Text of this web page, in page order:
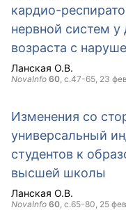
кардио-
нервной систем у
возраста с
Ланская О.В.
NovaInfo 60, с.47-65, 23
Изменения со
универсальный
студентов к
высшей школы
Ланская О.В.
NovaInfo 60, с.65-80, 25